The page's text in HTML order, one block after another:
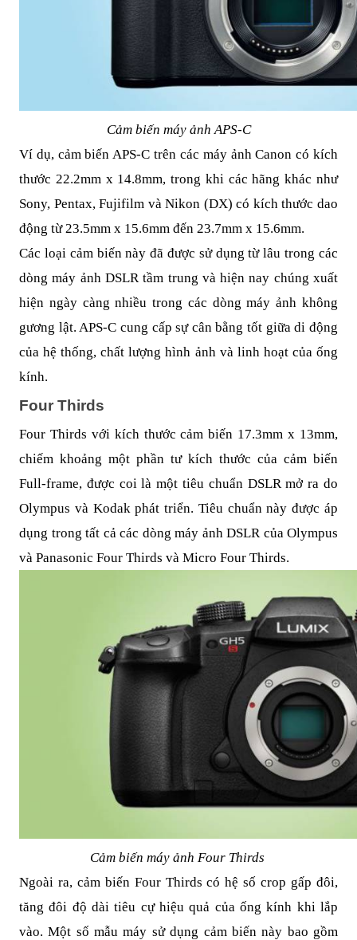
Cảm biến máy ảnh APS-C
Ví dụ, cảm biến APS-C trên các máy ảnh Canon có kích
thước 22.2mm x 14.8mm, trong khi các hãng khác như
Sony, Pentax, Fujifilm và Nikon (DX) có kích thước dao
động từ 23.5mm x 15.6mm đến 23.7mm x 15.6mm.
Các loại cảm biến này đã được sử dụng từ lâu trong các
dòng máy ảnh DSLR tầm trung và hiện nay chúng xuất
hiện ngày càng nhiều trong các dòng máy ảnh không
gương lật. APS-C cung cấp sự cân bằng tốt giữa di động
của hệ thống, chất lượng hình ảnh và linh hoạt của ống
kính.
Four Thirds
Four Thirds với kích thước cảm biến 17.3mm x 13mm,
chiếm khoảng một phần tư kích thước của cảm biến
Full-frame, được coi là một tiêu chuẩn DSLR mở ra do
Olympus và Kodak phát triển. Tiêu chuẩn này được áp
dụng trong tất cả các dòng máy ảnh DSLR của Olympus
và Panasonic Four Thirds và Micro Four Thirds.
Cảm biến máy ảnh Four Thirds
Ngoài ra, cảm biến Four Thirds có hệ số crop gấp đôi,
tăng đôi độ dài tiêu cự hiệu quả của ống kính khi lắp
vào. Một số mẫu máy sử dụng cảm biến này bao gồm